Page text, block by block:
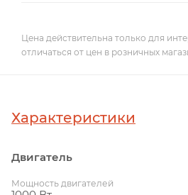
Цена действительна только для
отличаться от цен в розничных
Характеристики
Двигатель
Мощность двигателей